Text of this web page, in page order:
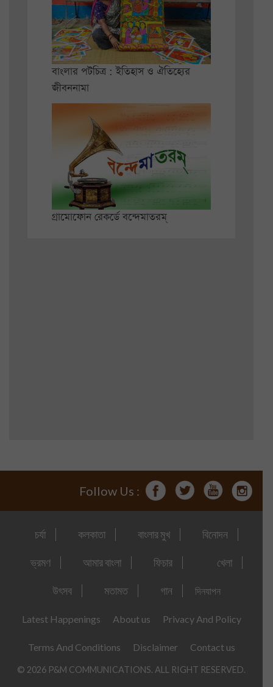
বাংলার পটচিত্র : ইতিহাস ও ঐতিহ্যের
জীবননামা
গ্রামোফোন রেকর্ডে বন্দেমাতরম্
Follow Us :
চর্যা কলকাতা বাংলার মুখ বিনোদন
ভ্রমণ আমার বাংলা ফিচার খেলা
উৎসব মতামত গান দিনযাপন
Latest Happenings About us Privacy And Policy
Terms And Conditions Disclaimer Contact us
© 2026 P&M COMMUNICATIONS. ALL RIGHT RESERVED.